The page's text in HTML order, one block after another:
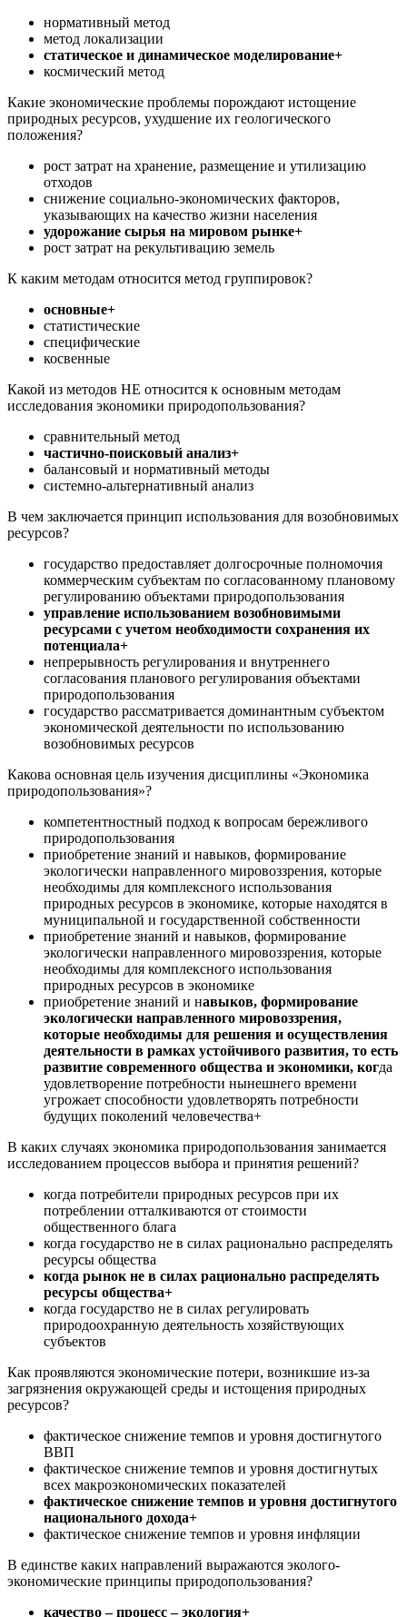
нормативный метод
метод локализации
статическое и динамическое моделирование+
космический метод
Какие экономические проблемы порождают истощение
природных ресурсов, ухудшение их геологического
положения?
рост затрат на хранение, размещение и утилизацию
отходов
снижение социально-экономических факторов,
указывающих на качество жизни населения
удорожание сырья на мировом рынке+
рост затрат на рекультивацию земель
К каким методам относится метод группировок?
основные+
статистические
специфические
косвенные
Какой из методов НЕ относится к основным методам
исследования экономики природопользования?
сравнительный метод
частично-поисковый анализ+
балансовый и нормативный методы
системно-альтернативный анализ
В чем заключается принцип использования для возобновимых
ресурсов?
государство предоставляет долгосрочные полномочия
коммерческим субъектам по согласованному плановому
регулированию объектами природопользования
управление использованием возобновимыми
ресурсами с учетом необходимости сохранения их
потенциала+
непрерывность регулирования и внутреннего
согласования планового регулирования объектами
природопользования
государство рассматривается доминантным субъектом
экономической деятельности по использованию
возобновимых ресурсов
Какова основная цель изучения дисциплины «Экономика
природопользования»?
компетентностный подход к вопросам бережливого
природопользования
приобретение знаний и навыков, формирование
экологически направленного мировоззрения, которые
необходимы для комплексного использования
природных ресурсов в экономике, которые находятся в
муниципальной и государственной собственности
приобретение знаний и навыков, формирование
экологически направленного мировоззрения, которые
необходимы для комплексного использования
природных ресурсов в экономике
приобретение знаний и навыков, формирование
экологически направленного мировоззрения,
которые необходимы для решения и осуществления
деятельности в рамках устойчивого развития, то есть
развитие современного общества и экономики, когда
удовлетворение потребности нынешнего времени
угрожает способности удовлетворять потребности
будущих поколений человечества+
В каких случаях экономика природопользования занимается
исследованием процессов выбора и принятия решений?
когда потребители природных ресурсов при их
потреблении отталкиваются от стоимости
общественного блага
когда государство не в силах рационально распределять
ресурсы общества
когда рынок не в силах рационально распределять
ресурсы общества+
когда государство не в силах регулировать
природоохранную деятельность хозяйствующих
субъектов
Как проявляются экономические потери, возникшие из-за
загрязнения окружающей среды и истощения природных
ресурсов?
фактическое снижение темпов и уровня достигнутого
ВВП
фактическое снижение темпов и уровня достигнутых
всех макроэкономических показателей
фактическое снижение темпов и уровня достигнутого
национального дохода+
фактическое снижение темпов и уровня инфляции
В единстве каких направлений выражаются эколого-
экономические принципы природопользования?
качество – процесс – экология+